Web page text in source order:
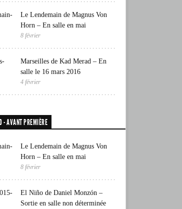
Le Lendemain de Magnus Von
Horn – En salle en mai
8 février
Marseilles de Kad Merad – En
salle le 16 mars 2016
4 février
- AVANT PREMIÈRE
Le Lendemain de Magnus Von
Horn – En salle en mai
8 février
El Niño de Daniel Monzón –
Sortie en salle non déterminée